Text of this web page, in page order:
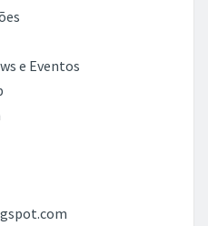
e Eventos